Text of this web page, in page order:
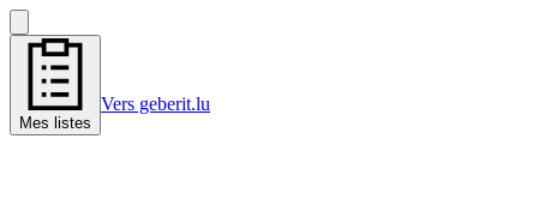
Mes listes
Vers geberit.lu